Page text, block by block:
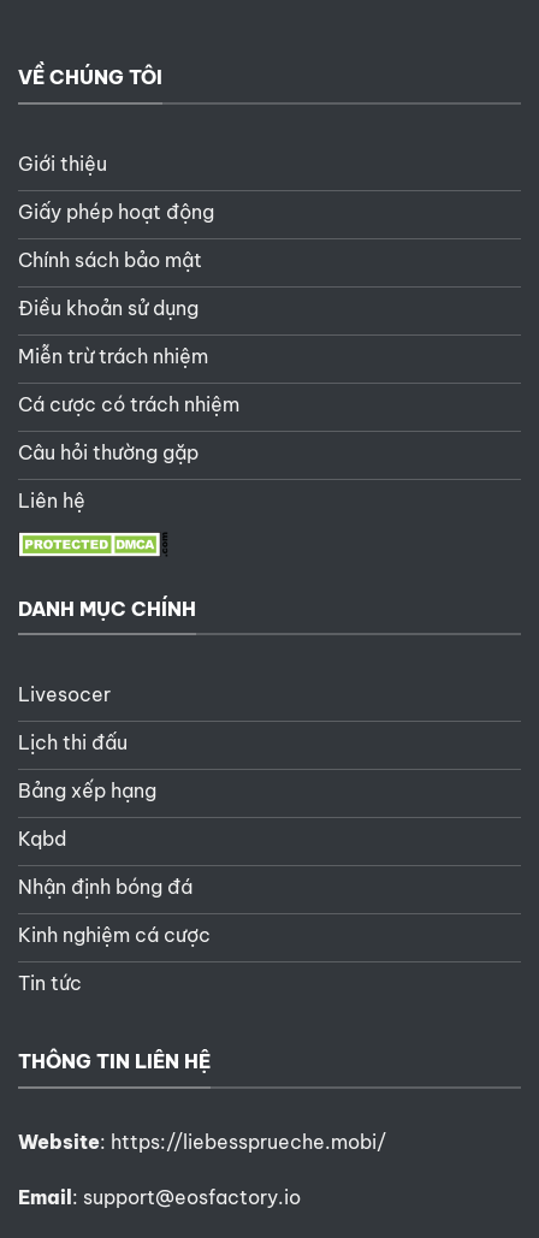
VỀ CHÚNG TÔI
Giới thiệu
Giấy phép hoạt động
Chính sách bảo mật
Điều khoản sử dụng
Miễn trừ trách nhiệm
Cá cược có trách nhiệm
Câu hỏi thường gặp
Liên hệ
DANH MỤC CHÍNH
Livesocer
Lịch thi đấu
Bảng xếp hạng
Kqbd
Nhận định bóng đá
Kinh nghiệm cá cược
Tin tức
THÔNG TIN LIÊN HỆ
Website: https://liebessprueche.mobi/
Email: support@eosfactory.io